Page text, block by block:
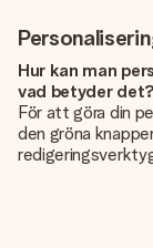
Hur kan man
vad betyder det?
För att göra din
den gröna